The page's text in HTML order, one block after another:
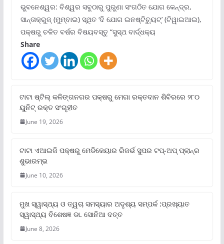
ଭୁବନେଶ୍ୱର: ବିଶ୍ୱର ସବୁଠାରୁ ପୁରୁଣା ସଂଗଠିତ ଯୋଗ କେନ୍ଦ୍ର,
ସାନ୍ତାକ୍ରୁଜ୍ (ମୁମ୍ବାଇ) ସ୍ଥିତ ‘ଦି ଯୋଗ ଇନଷ୍ଟିଚ୍ୟୁଟ୍‌’ (ଟିୱାଇଆଇ),
ପକ୍ଷରୁ ଚଳିତ ବର୍ଷର ବିଷୟବସ୍ତୁ “ସୁସ୍ଥ ବାର୍ଦ୍ଧକ୍ୟ
Share
ଟାଟା ଷ୍ଟିଲ୍‌ କଳିଙ୍ଗନଗର ପକ୍ଷରୁ ମେଗା ରକ୍ତଦାନ ଶିବିରରେ ୨୮୦
ୟୁନିଟ୍‌ ରକ୍ତ ସଂଗୃହୀତ
June 19, 2026
ଟାଟା ଏଆଇଜି ପକ୍ଷରୁ ମେଡିକେୟାର ରିଜର୍ଭ ସୁପର ଟପ୍‌-ଅପ୍ ପ୍ଲାନ୍‌ର
ଶୁଭାରମ୍ଭ
June 10, 2026
ମୁଖ ସ୍ୱାସ୍ଥ୍ୟ ଓ ତ୍ୱଚା ସମସ୍ୟାର ଅଦୃଶ୍ୟ ସମ୍ପର୍କ :ପ୍ରଖ୍ୟାତ
ସ୍ୱାସ୍ଥ୍ୟ ବିଶେଷଜ୍ଞ ଡା. ସୋନିଆ ଦତ୍ତ
June 8, 2026